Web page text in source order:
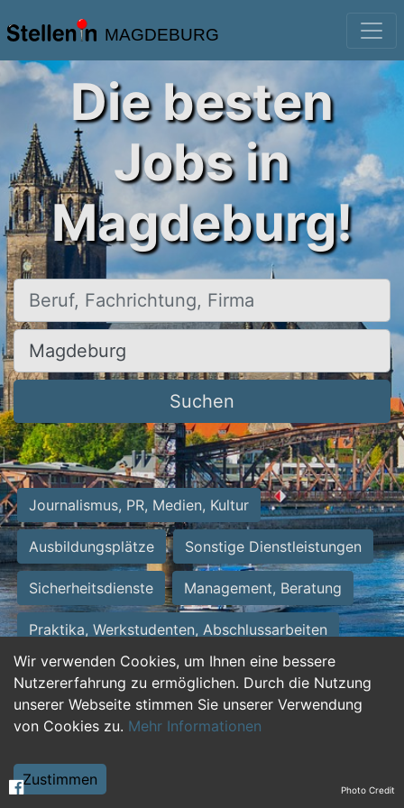
MAGDEBURG
Wir verwenden Cookies, um Ihnen eine bessere
Nutzererfahrung zu ermöglichen. Durch die Nutzung
unserer Webseite stimmen Sie unserer Verwendung
von Cookies zu. Mehr Informationen
Zustimmen
Die besten
Jobs in
Magdeburg!
Beruf, Fachrichtung, Firma
Ort, Stadt
Suchen
Journalismus, PR, Medien, Kultur
Ausbildungsplätze Sonstige Dienstleistungen
Sicherheitsdienste Management, Beratung
Praktika, Werkstudenten, Abschlussarbeiten
Personalwesen Assistenz, Sekretariat
Hilfskräfte, Aushilfs- und Nebenjobs
Weiterbildung, Studium, duale Ausbildung Photo Credit